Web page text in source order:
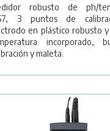
robusto de ph/
3 puntos de
en plástico robusto
incorporado,
y maleta.